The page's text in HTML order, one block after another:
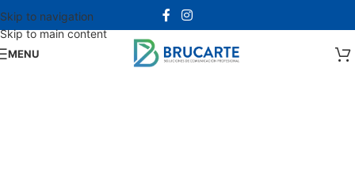
Skip to navigation
Skip to main content
MENU